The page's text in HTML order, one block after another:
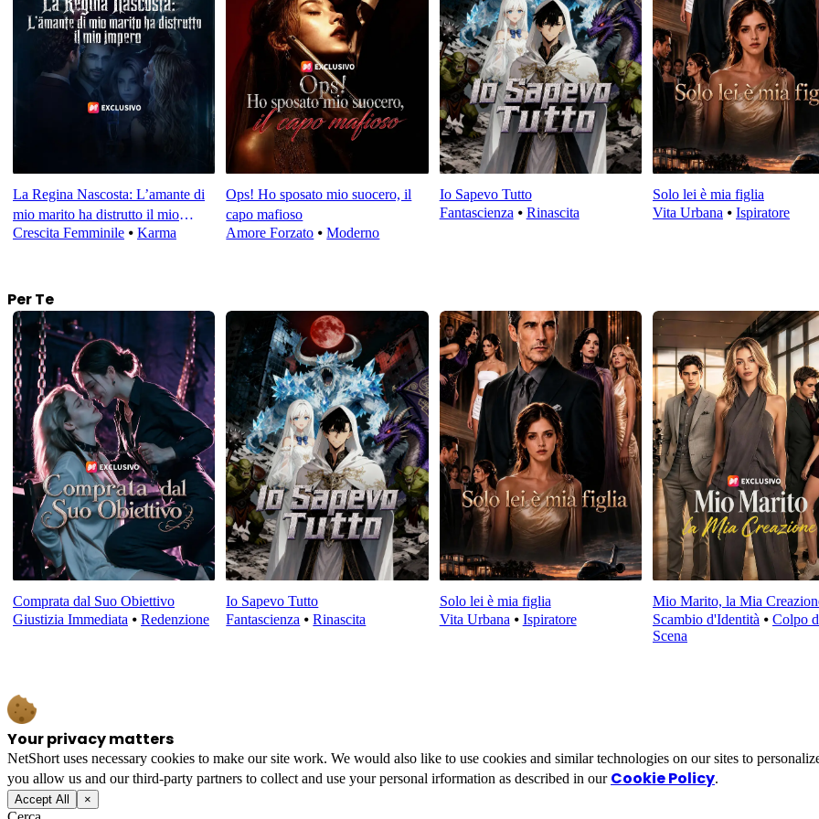
La Regina Nascosta: L’amante di
mio marito ha distrutto il mio
impero
Crescita Femminile ⦁ Karma
Ops! Ho sposato mio suocero, il
capo mafioso
Amore Forzato ⦁Moderno
Io Sapevo Tutto
Fantascienza ⦁ Rinascita
Solo lei è mia figlia
Vita Urbana ⦁ Ispiratore
Per Te
Comprata dal Suo Obiettivo
Giustizia Immediata ⦁ Redenzione
Io Sapevo Tutto
Fantascienza ⦁Rinascita
Solo lei è mia figlia
Vita Urbana ⦁ Ispiratore
Mio Marito, la Mia
Scambio d'Identità ⦁ Colpo
Scena
Your privacy matters
NetShort uses necessary cookies to make our site work. We would also like to use cookies and similar technologies on our sites to
you allow us and our third-party partners to collect and use your personal irformation as described in our Cookie Policy.
Accept All ×